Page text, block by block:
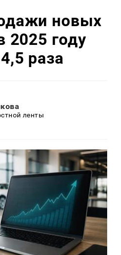
новых
2025 году
раза
ленты